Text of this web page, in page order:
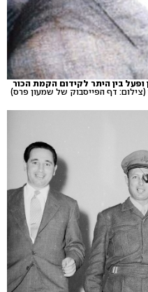
בין היתר לקידום הקמת הכור
(צילום: דף הפייסבוק של שמעון פרס)